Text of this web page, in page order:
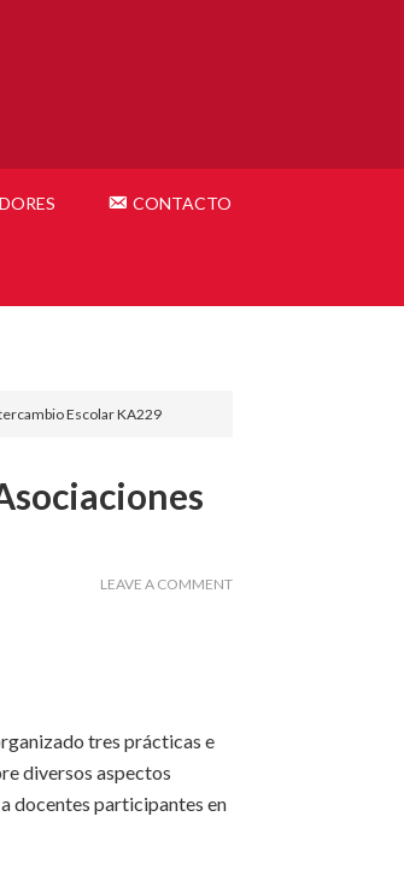
CONTACTO
Escolar KA229
LEAVE A COMMENT
tres prácticas e
diversos aspectos
docentes participantes en